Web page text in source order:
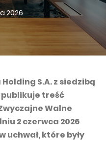
2026
S.A. z siedzibą
publikuje treść
Walne
2 czerwca 2026
które były